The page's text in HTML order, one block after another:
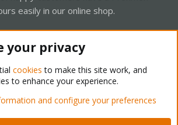
easily in our online shop.
Support Forum - Light Mode
rules Privacy policy Help Home
your privacy
cookies to make this site work, and
to enhance your experience.
and configure your preferences